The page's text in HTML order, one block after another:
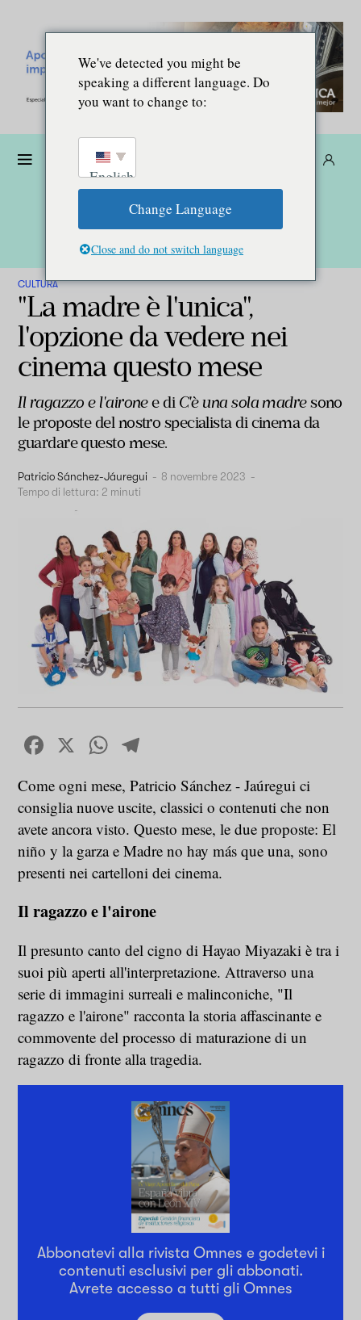
CULTURA
"La madre è l'unica",
l'opzione da vedere nei
cinema questo mese
Il ragazzo e l'aironee diC'è una sola madresono
le proposte del nostro specialista di cinema da
guardare questo mese.
Patricio Sánchez-Jáuregui - 8 novembre 2023 -
Tempo di lettura: 2 minuti
Facebook
X WhatsApp
Come ogni mese, Patricio Sánchez - Jaúregui ci
consiglia nuove uscite, classici o contenuti che non
avete ancora visto. Questo mese, le due proposte: El
niño y la garza e Madre no hay más que una, sono
presenti nei cartelloni dei cinema.
Il ragazzo e l'airone
Il presunto canto del cigno di Hayao Miyazaki è tra i
suoi più aperti all'interpretazione. Attraverso una
serie di immagini surreali e malinconiche, "Il
ragazzo e l'airone" racconta la storia affascinante e
commovente del processo di maturazione di un
ragazzo di fronte alla tragedia.
Abbonatevi alla rivista Omnes e godetevi i
contenuti esclusivi per gli abbonati.
Avrete accesso a tutti gli Omnes
We've detected you might be
speaking a different language. Do
you want to change to:
English
Change Language
Close and do not switch language